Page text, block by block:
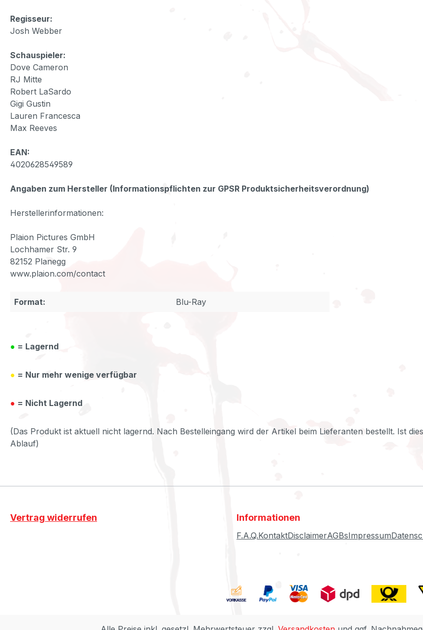
Regisseur:
Josh Webber
Schauspieler:
Dove Cameron
RJ Mitte
Robert LaSardo
Gigi Gustin
Lauren Francesca
Max Reeves
EAN:
4020628549589
Angaben zum Hersteller (Informationspflichten zur GPSR Produktsicherheitsverordnung)
Herstellerinformationen:
Plaion Pictures GmbH
Lochhamer Str. 9
82152 Planegg
www.plaion.com/contact
Format: Blu-Ray
● = Lagernd
● = Nur mehr wenige verfügbar
● = Nicht Lagernd
(Das Produkt ist aktuell nicht lagernd. Nach Bestelleingang wird der Artikel beim Lieferanten bestellt. Ist
Ablauf)
Vertrag widerrufen Informationen
F.A.Q.KontaktDisclaimerAGBsImpressum